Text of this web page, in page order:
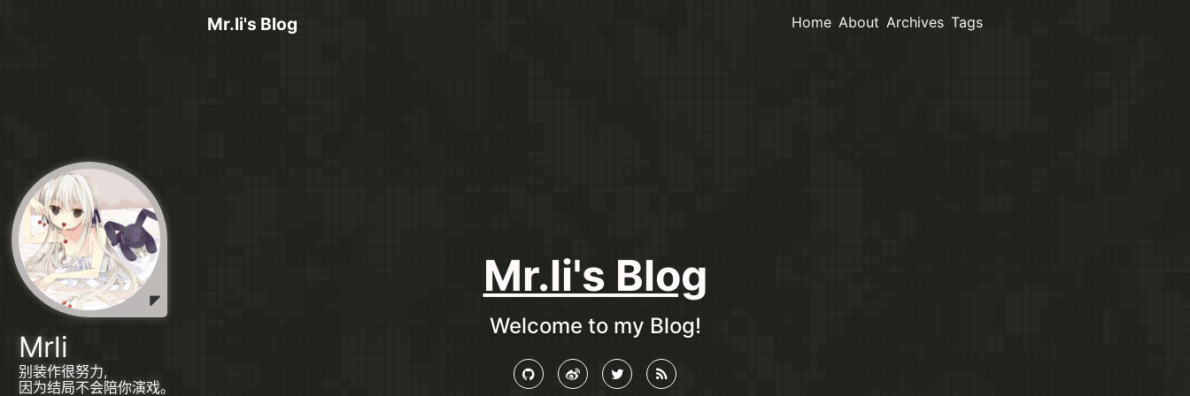
Mrli
别装作很努力,
因为结局不会陪你演戏。
Mr.li's Blog Home About Archives Tags
Mr.li's Blog
Welcome to my Blog!